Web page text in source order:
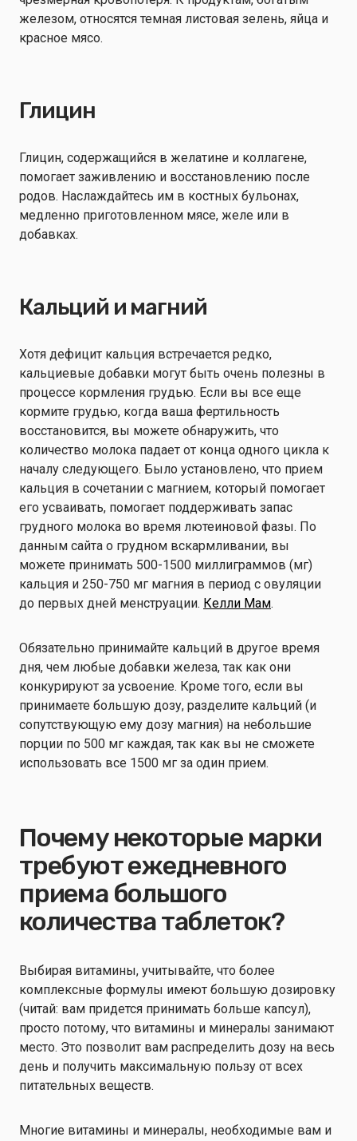
железом, относятся темная листовая зелень, яйца и
красное мясо.
Глицин
Глицин, содержащийся в желатине и коллагене,
помогает заживлению и восстановлению после
родов. Наслаждайтесь им в костных бульонах,
медленно приготовленном мясе, желе или в
добавках.
Кальций и магний
Хотя дефицит кальция встречается редко,
кальциевые добавки могут быть очень полезны в
процессе кормления грудью. Если вы все еще
кормите грудью, когда ваша фертильность
восстановится, вы можете обнаружить, что
количество молока падает от конца одного цикла к
началу следующего. Было установлено, что прием
кальция в сочетании с магнием, который помогает
его усваивать, помогает поддерживать запас
грудного молока во время лютеиновой фазы. По
данным сайта о грудном вскармливании, вы
можете принимать 500-1500 миллиграммов (мг)
кальция и 250-750 мг магния в период с овуляции
до первых дней менструации. Келли Мам.
Обязательно принимайте кальций в другое время
дня, чем любые добавки железа, так как они
конкурируют за усвоение. Кроме того, если вы
принимаете большую дозу, разделите кальций (и
сопутствующую ему дозу магния) на небольшие
порции по 500 мг каждая, так как вы не сможете
использовать все 1500 мг за один прием.
Почему некоторые марки
требуют ежедневного
приема большого
количества таблеток?
Выбирая витамины, учитывайте, что более
комплексные формулы имеют большую дозировку
(читай: вам придется принимать больше капсул),
просто потому, что витамины и минералы занимают
место. Это позволит вам распределить дозу на весь
день и получить максимальную пользу от всех
питательных веществ.
Многие витамины и минералы, необходимые вам и